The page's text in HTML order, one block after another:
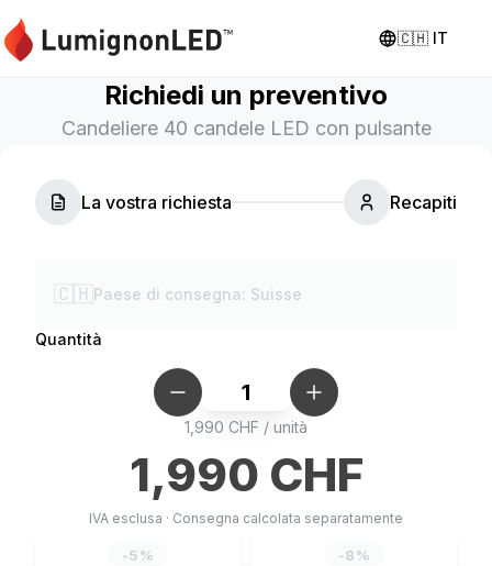
🇨🇭 IT
Richiedi un preventivo
Candeliere 40 candele LED con pulsante
La vostra richiesta Recapiti
🇨🇭Paese di consegna: Suisse
Quantità
1
1,990 CHF / unità
1,990 CHF
IVA esclusa · Consegna calcolata separatamente
-5% -8%